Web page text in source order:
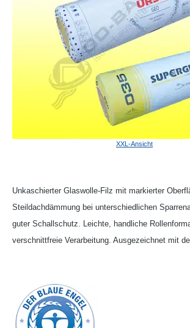
XXL-Ansicht
Unkaschierter Glaswolle-Filz mit markierter
Steildachdämmung bei unterschiedlichen
guter Schallschutz. Leichte, handliche
verschnittfreie Verarbeitung. Ausgezeichnet mit